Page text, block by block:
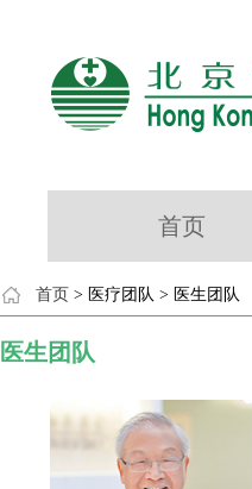
首页
首页 > 医疗团队 > 医生团队
医生团队